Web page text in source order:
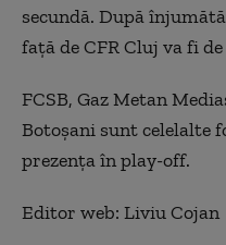
secundă. După
faţă de CFR Cluj va fi
FCSB, Gaz Metan
Botoşani sunt celelalte
prezenţa în play-off.
Editor web: Liviu Cojan